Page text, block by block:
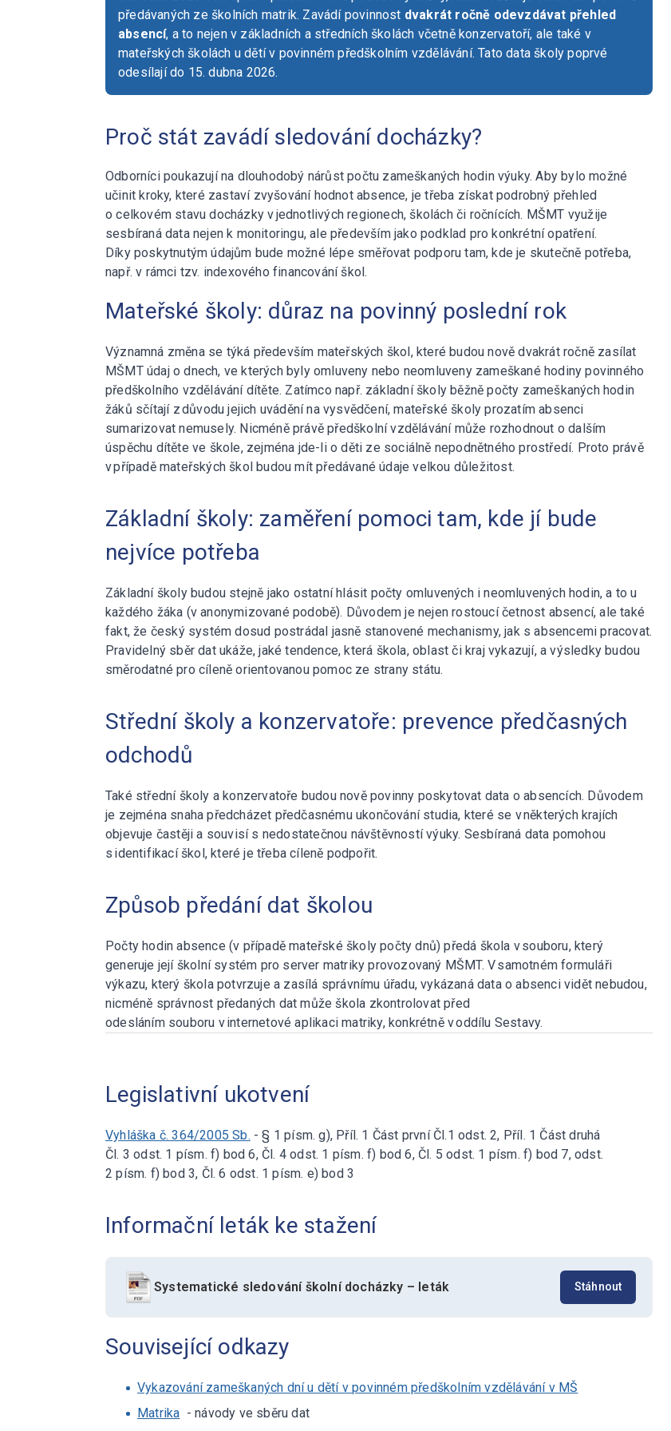
předávaných ze školních matrik. Zavádí povinnost dvakrát ročně odevzdávat přehled
absencí, a to nejen v základních a středních školách včetně konzervatoří, ale také v
mateřských školách u dětí v povinném předškolním vzdělávání. Tato data školy poprvé
odesílají do 15. dubna 2026.
Proč stát zavádí sledování docházky?
Odborníci poukazují na dlouhodobý nárůst počtu zameškaných hodin výuky. Aby bylo možné
učinit kroky, které zastaví zvyšování hodnot absence, je třeba získat podrobný přehled
o celkovém stavu docházky v jednotlivých regionech, školách či ročnících. MŠMT využije
sesbíraná data nejen k monitoringu, ale především jako podklad pro konkrétní opatření.
Díky poskytnutým údajům bude možné lépe směřovat podporu tam, kde je skutečně potřeba,
např. v rámci tzv. indexového financování škol.
Mateřské školy: důraz na povinný poslední rok
Významná změna se týká především mateřských škol, které budou nově dvakrát ročně zasílat
MŠMT údaj o dnech, ve kterých byly omluveny nebo neomluveny zameškané hodiny povinného
předškolního vzdělávání dítěte. Zatímco např. základní školy běžně počty zameškaných hodin
žáků sčítají z důvodu jejich uvádění na vysvědčení, mateřské školy prozatím absenci
sumarizovat nemusely. Nicméně právě předškolní vzdělávání může rozhodnout o dalším
úspěchu dítěte ve škole, zejména jde-li o děti ze sociálně nepodnětného prostředí. Proto právě
v případě mateřských škol budou mít předávané údaje velkou důležitost.
Základní školy: zaměření pomoci tam, kde jí bude
nejvíce potřeba
Základní školy budou stejně jako ostatní hlásit počty omluvených i neomluvených hodin, a to u
každého žáka (v anonymizované podobě). Důvodem je nejen rostoucí četnost absencí, ale také
fakt, že český systém dosud postrádal jasně stanovené mechanismy, jak s absencemi pracovat.
Pravidelný sběr dat ukáže, jaké tendence, která škola, oblast či kraj vykazují, a výsledky budou
směrodatné pro cíleně orientovanou pomoc ze strany státu.
Střední školy a konzervatoře: prevence předčasných
odchodů
Také střední školy a konzervatoře budou nově povinny poskytovat data o absencích. Důvodem
je zejména snaha předcházet předčasnému ukončování studia, které se v některých krajích
objevuje častěji a souvisí s nedostatečnou návštěvností výuky. Sesbíraná data pomohou
s identifikací škol, které je třeba cíleně podpořit.
Způsob předání dat školou
Počty hodin absence (v případě mateřské školy počty dnů) předá škola v souboru, který
generuje její školní systém pro server matriky provozovaný MŠMT. V samotném formuláři
výkazu, který škola potvrzuje a zasílá správnímu úřadu, vykázaná data o absenci vidět nebudou,
nicméně správnost předaných dat může škola zkontrolovat před
odesláním souboru v internetové aplikaci matriky, konkrétně v oddílu Sestavy.
Legislativní ukotvení
Vyhláška č. 364/2005 Sb. - § 1 písm. g), Příl. 1 Část první Čl.1 odst. 2, Příl. 1 Část druhá
Čl. 3 odst. 1 písm. f) bod 6, Čl. 4 odst. 1 písm. f) bod 6, Čl. 5 odst. 1 písm. f) bod 7, odst.
2 písm. f) bod 3, Čl. 6 odst. 1 písm. e) bod 3
Informační leták ke stažení
Systematické sledování školní docházky – leták Stáhnout
Související odkazy
Vykazování zameškaných dní u dětí v povinném předškolním vzdělávání v MŠ
Matrika - návody ve sběru dat